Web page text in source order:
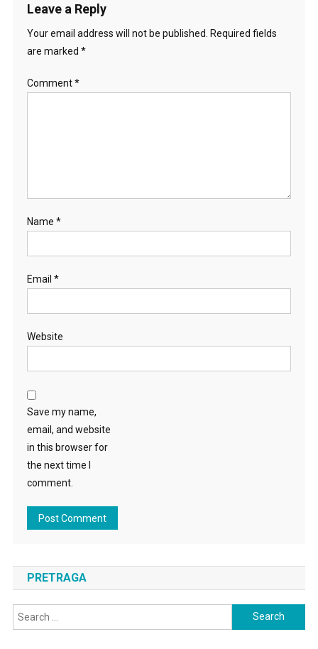
Leave a Reply
Your email address will not be published.
Required fields
are marked *
Comment*
Name *
Email *
Website
Save my name,
email, and website
in this browser for
the next time I
comment.
PRETRAGA
Search
for: